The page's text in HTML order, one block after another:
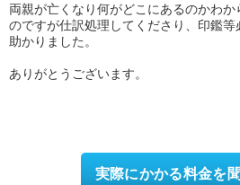
両親が亡くなり何がどこにあるのかわ
のですが仕訳処理してくださり、印鑑等
助かりました。
ありがとうございます。
実際にかかる料金を